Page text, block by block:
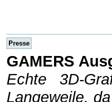
Presse
GAMERS
Echte 3D-
Langeweile,